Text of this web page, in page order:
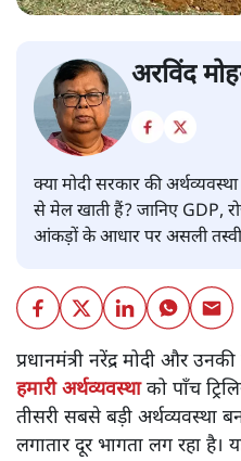
अरविंद
क्या मोदी सरकार की
से मेल खाती हैं? जानिए GDP,
आंकड़ों के आधार पर असली
प्रधानमंत्री नरेंद्र मोदी और
हमारी अर्थव्यवस्थाको पाँच
तीसरी सबसे बड़ी अर्थव्यवस्था
लगातार दूर भागता लग रहा